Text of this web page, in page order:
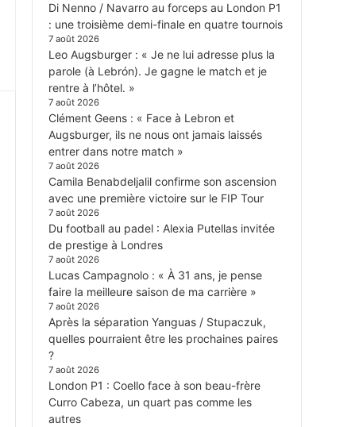
Di Nenno / Navarro au forceps au London P1
: une troisième demi-finale en quatre tournois
7 août 2026
Leo Augsburger : « Je ne lui adresse plus la
parole (à Lebrón). Je gagne le match et je
rentre à l’hôtel. »
7 août 2026
Clément Geens : « Face à Lebron et
Augsburger, ils ne nous ont jamais laissés
entrer dans notre match »
7 août 2026
Camila Benabdeljalil confirme son ascension
avec une première victoire sur le FIP Tour
7 août 2026
Du football au padel : Alexia Putellas invitée
de prestige à Londres
7 août 2026
Lucas Campagnolo : « À 31 ans, je pense
faire la meilleure saison de ma carrière »
7 août 2026
Après la séparation Yanguas / Stupaczuk,
quelles pourraient être les prochaines paires
?
7 août 2026
London P1 : Coello face à son beau-frère
Curro Cabeza, un quart pas comme les
autres